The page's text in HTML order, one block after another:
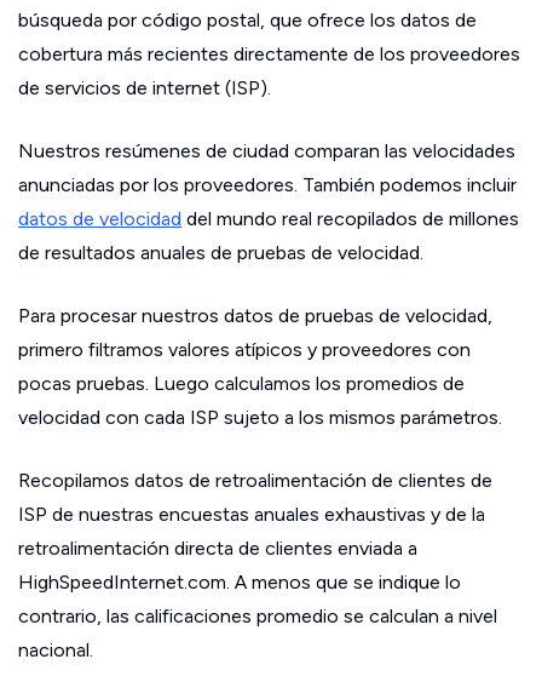
búsqueda por código postal, que ofrece los datos de
cobertura más recientes directamente de los proveedores
de servicios de internet (ISP).
Nuestros resúmenes de ciudad comparan las velocidades
anunciadas por los proveedores. También podemos incluir
datos de velocidad del mundo real recopilados de millones
de resultados anuales de pruebas de velocidad.
Para procesar nuestros datos de pruebas de velocidad,
primero filtramos valores atípicos y proveedores con
pocas pruebas. Luego calculamos los promedios de
velocidad con cada ISP sujeto a los mismos parámetros.
Recopilamos datos de retroalimentación de clientes de
ISP de nuestras encuestas anuales exhaustivas y de la
retroalimentación directa de clientes enviada a
HighSpeedInternet.com. A menos que se indique lo
contrario, las calificaciones promedio se calculan a nivel
nacional.